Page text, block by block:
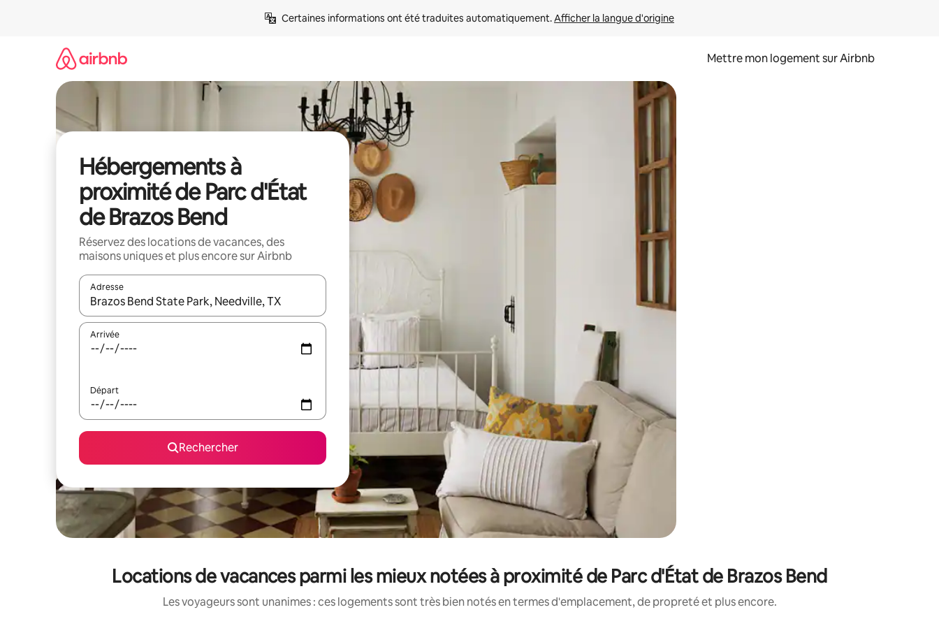
Certaines informations ont été traduites automatiquement. Afficher la langue d'origine
Mettre mon logement sur Airbnb
Hébergements à
proximité de Parc d'État
de Brazos Bend
Réservez des locations de vacances, des
maisons uniques et plus encore sur Airbnb
Adresse
Lorsque les résultats s'affichent, utilisez les flèches vers le haut et vers le bas pour les parcourir ou en appuyant et en faisant glisser.
Arrivée
Départ
Rechercher
Locations de vacances parmi les mieux notées à proximité de Parc d'État de Brazos Bend
Les voyageurs sont unanimes : ces logements sont très bien notés en termes d'emplacement, de propreté et plus encore.